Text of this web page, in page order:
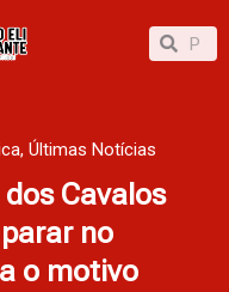
Pesquisar
, Últimas Notícias
Cavalos
no
o motivo